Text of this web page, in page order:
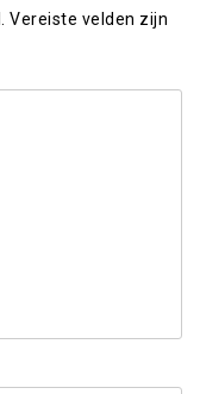
Vereiste velden zijn